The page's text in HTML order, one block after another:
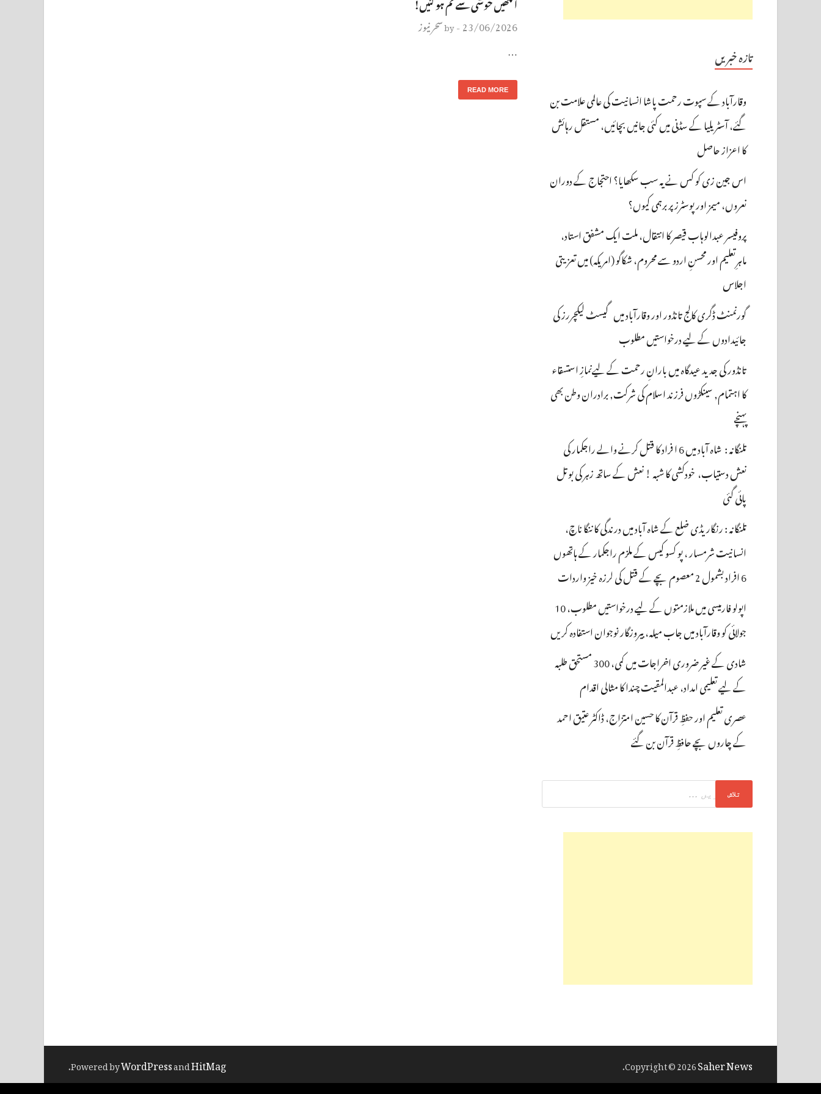
23/06/2026
-
byسحر نیوز
…
READ MORE
تازہ خبریں
وقارآباد کے سپوت رحمت پاشا انسانیت کی عالمی علامت بن
گئے، آسٹریلیا کے سڈنی میں کئی جانیں بچائیں، مستقل رہائش
کا اعزاز حاصل
اس جین زی کو کس نے یہ سب سکھایا؟ احتجاج کے دوران
نعروں، میمز اور پوسٹرز پر برہمی کیوں؟
پروفیسر عبدالوہاب قیصر کا انتقال، ملت ایک مشفق استاد،
ماہرِتعلیم اور محسنِ اردو سے محروم، شکاگو (امریکہ) میں تعزیتی
اجلاس
گورنمنٹ ڈگری کالج تانڈور اور وقارآباد میں گیسٹ لیکچررز کی
جائیدادوں کے لیے درخواستیں مطلوب
تانڈور کی جدید عیدگاہ میں بارانِ رحمت کے لیےنمازِ استسقاء
کا اہتمام, سینکڑوں فرزند اسلام کی شرکت, برادران وطن بھی
پہنچے
تلنگانہ : شاہ آباد میں 6 ا فراد کا قتل کرنے والے راجکمار کی
نعش دستیاب، خودکشی کا شبہ ! نعش کے ساتھ زہر کی بوتل
پائی گئی
تلنگانہ : رنگاریڈی ضلع کے شاہ آباد میں درندگی کا ننگا ناچ،
انسانیت شرمسار ، پو کسو کیس کے ملزم راجکمار کے ہاتھوں
6 افراد بشمول 2 معصوم بچے کے قتل کی لرزہ خیز واردات
اپولو فارمیسی میں ملازمتوں کے لیے درخواستیں مطلوب، 10
جولائی کو وقارآباد میں جاب میلہ، بیروزگار نوجوان استفادہ کریں
شادی کے غیر ضروری اخراجات میں کمی، 300 مستحق طلبہ
کے لیے تعلیمی امداد، عبدالمقیت چندا کا مثالی اقدام
عصری تعلیم اور حفظِ قرآن کا حسین امتزاج، ڈاکٹر عتیق احمد
کے چاروں بچے حافظِ قرآن بن گئے
Copyright © 2026Saher News
.
Powered byWordPressandHitMag
.